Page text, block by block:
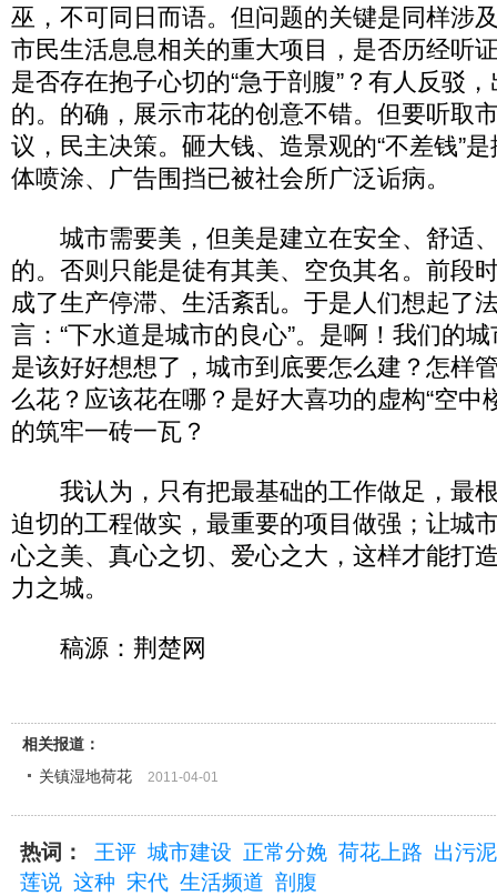
巫，不可同日而语。但问题的关键是同样涉
市民生活息息相关的重大项目，是否历经听
是否存在抱子心切的“急于剖腹”？有人反驳
的。的确，展示市花的创意不错。但要听取
议，民主决策。砸大钱、造景观的“不差钱”
体喷涂、广告围挡已被社会所广泛诟病。
城市需要美，但美是建立在安全、舒适
的。否则只能是徒有其美、空负其名。前段
成了生产停滞、生活紊乱。于是人们想起了
言：“下水道是城市的良心”。是啊！我们的
是该好好想想了，城市到底要怎么建？怎样
么花？应该花在哪？是好大喜功的虚构“空中
的筑牢一砖一瓦？
我认为，只有把最基础的工作做足，最
迫切的工程做实，最重要的项目做强；让城
心之美、真心之切、爱心之大，这样才能打
力之城。
稿源：荆楚网
相关报道：
关镇湿地荷花
2011-04-01
热词： 王评 城市建设 正常分娩 荷花上路 出污
莲说 这种 宋代 生活频道 剖腹